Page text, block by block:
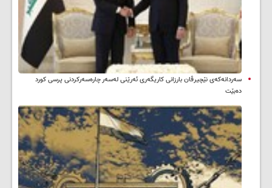
سه‌ردانه‌کەی نێچیرڤان بارزانی كاریگه‌ری ئه‌رێنی له‌سه‌ر چاره‌سه‌ركردنی پرسی كورد
ده‌بێت